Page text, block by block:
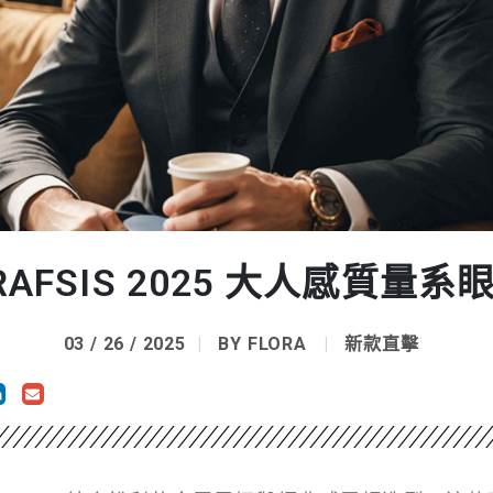
2025 大人感質量系
03 / 26 / 2025 BY FLORA 新款直擊